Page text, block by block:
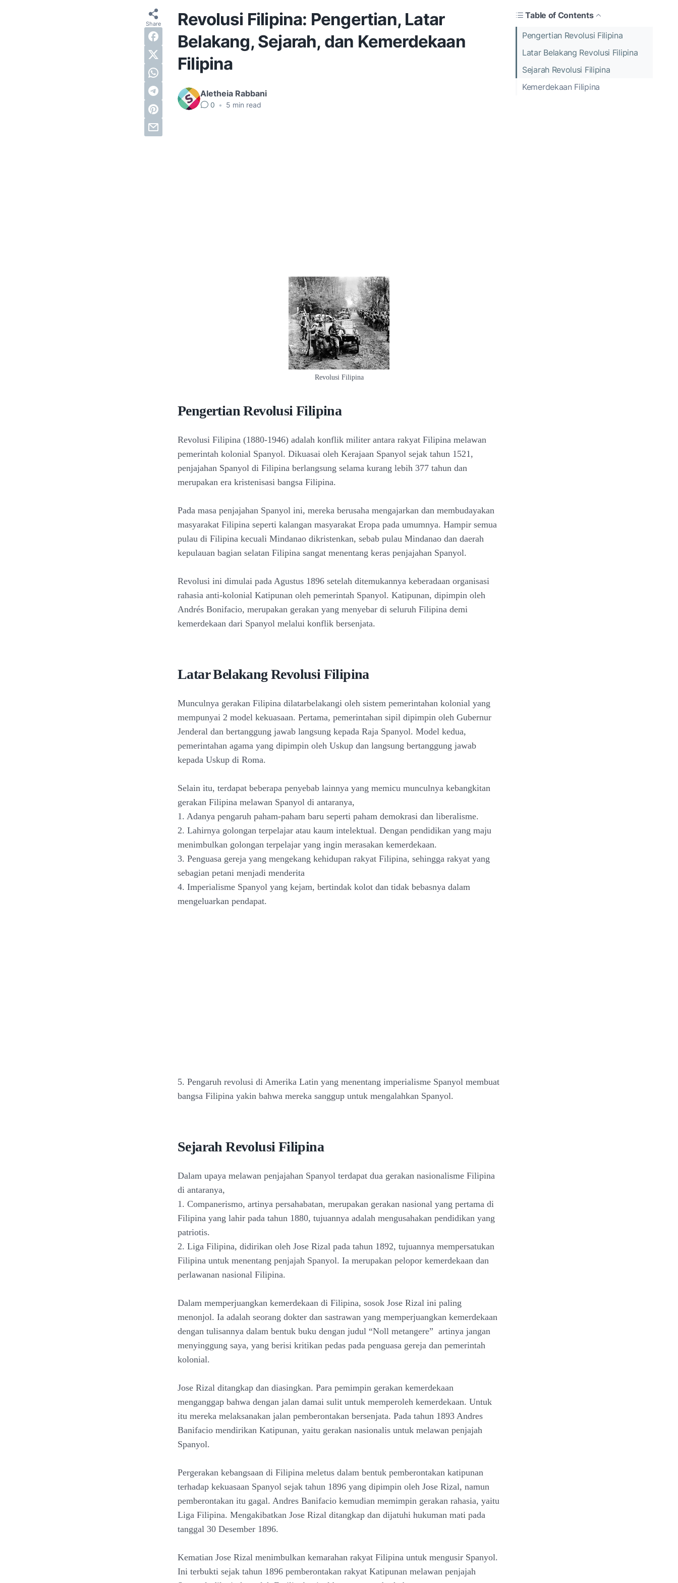
Revolusi Filipina: Pengertian, Latar
Belakang, Sejarah, dan Kemerdekaan
Filipina
Aletheia Rabbani
0 • 5 min read
Table of Contents
Pengertian Revolusi Filipina
Latar Belakang Revolusi Filipina
Sejarah Revolusi Filipina
Kemerdekaan Filipina
Revolusi Filipina
Pengertian Revolusi Filipina
Revolusi Filipina (1880-1946) adalah konflik militer antara rakyat Filipina melawan
pemerintah kolonial Spanyol. Dikuasai oleh Kerajaan Spanyol sejak tahun 1521,
penjajahan Spanyol di Filipina berlangsung selama kurang lebih 377 tahun dan
merupakan era kristenisasi bangsa Filipina.
Pada masa penjajahan Spanyol ini, mereka berusaha mengajarkan dan membudayakan
masyarakat Filipina seperti kalangan masyarakat Eropa pada umumnya. Hampir semua
pulau di Filipina kecuali Mindanao dikristenkan, sebab pulau Mindanao dan daerah
kepulauan bagian selatan Filipina sangat menentang keras penjajahan Spanyol.
Revolusi ini dimulai pada Agustus 1896 setelah ditemukannya keberadaan organisasi
rahasia anti-kolonial Katipunan oleh pemerintah Spanyol. Katipunan, dipimpin oleh
Andrés Bonifacio, merupakan gerakan yang menyebar di seluruh Filipina demi
kemerdekaan dari Spanyol melalui konflik bersenjata.
Latar Belakang Revolusi Filipina
Munculnya gerakan Filipina dilatarbelakangi oleh sistem pemerintahan kolonial yang
mempunyai 2 model kekuasaan. Pertama, pemerintahan sipil dipimpin oleh Gubernur
Jenderal dan bertanggung jawab langsung kepada Raja Spanyol. Model kedua,
pemerintahan agama yang dipimpin oleh Uskup dan langsung bertanggung jawab
kepada Uskup di Roma.
Selain itu, terdapat beberapa penyebab lainnya yang memicu munculnya kebangkitan
gerakan Filipina melawan Spanyol di antaranya,
1. Adanya pengaruh paham-paham baru seperti paham demokrasi dan liberalisme.
2. Lahirnya golongan terpelajar atau kaum intelektual. Dengan pendidikan yang maju
menimbulkan golongan terpelajar yang ingin merasakan kemerdekaan.
3. Penguasa gereja yang mengekang kehidupan rakyat Filipina, sehingga rakyat yang
sebagian petani menjadi menderita
4. Imperialisme Spanyol yang kejam, bertindak kolot dan tidak bebasnya dalam
mengeluarkan pendapat.
5. Pengaruh revolusi di Amerika Latin yang menentang imperialisme Spanyol membuat
bangsa Filipina yakin bahwa mereka sanggup untuk mengalahkan Spanyol.
Sejarah Revolusi Filipina
Dalam upaya melawan penjajahan Spanyol terdapat dua gerakan nasionalisme Filipina
di antaranya,
1. Companerismo, artinya persahabatan, merupakan gerakan nasional yang pertama di
Filipina yang lahir pada tahun 1880, tujuannya adalah mengusahakan pendidikan yang
patriotis.
2. Liga Filipina, didirikan oleh Jose Rizal pada tahun 1892, tujuannya mempersatukan
Filipina untuk menentang penjajah Spanyol. Ia merupakan pelopor kemerdekaan dan
perlawanan nasional Filipina.
Dalam memperjuangkan kemerdekaan di Filipina, sosok Jose Rizal ini paling
menonjol. Ia adalah seorang dokter dan sastrawan yang memperjuangkan kemerdekaan
dengan tulisannya dalam bentuk buku dengan judul “Noll metangere” artinya jangan
menyinggung saya, yang berisi kritikan pedas pada penguasa gereja dan pemerintah
kolonial.
Jose Rizal ditangkap dan diasingkan. Para pemimpin gerakan kemerdekaan
menganggap bahwa dengan jalan damai sulit untuk memperoleh kemerdekaan. Untuk
itu mereka melaksanakan jalan pemberontakan bersenjata. Pada tahun 1893 Andres
Banifacio mendirikan Katipunan, yaitu gerakan nasionalis untuk melawan penjajah
Spanyol.
Pergerakan kebangsaan di Filipina meletus dalam bentuk pemberontakan katipunan
terhadap kekuasaan Spanyol sejak tahun 1896 yang dipimpin oleh Jose Rizal, namun
pemberontakan itu gagal. Andres Banifacio kemudian memimpin gerakan rahasia, yaitu
Liga Filipina. Mengakibatkan Jose Rizal ditangkap dan dijatuhi hukuman mati pada
tanggal 30 Desember 1896.
Kematian Jose Rizal menimbulkan kemarahan rakyat Filipina untuk mengusir Spanyol.
Ini terbukti sejak tahun 1896 pemberontakan rakyat Katipunan melawan penjajah